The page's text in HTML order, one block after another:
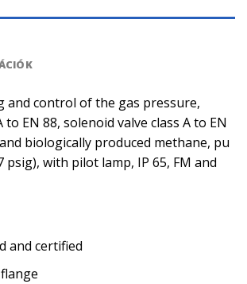
and control of the gas pressure,
EN 88, solenoid valve class A to EN
biologically produced methane, pu
psig), with pilot lamp, IP 65, FM and
and certified